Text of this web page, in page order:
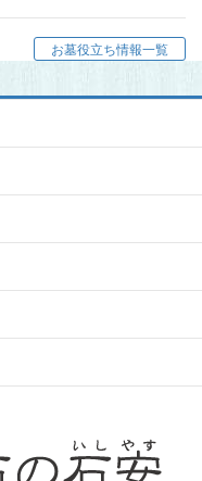
お墓役立ち情報一覧